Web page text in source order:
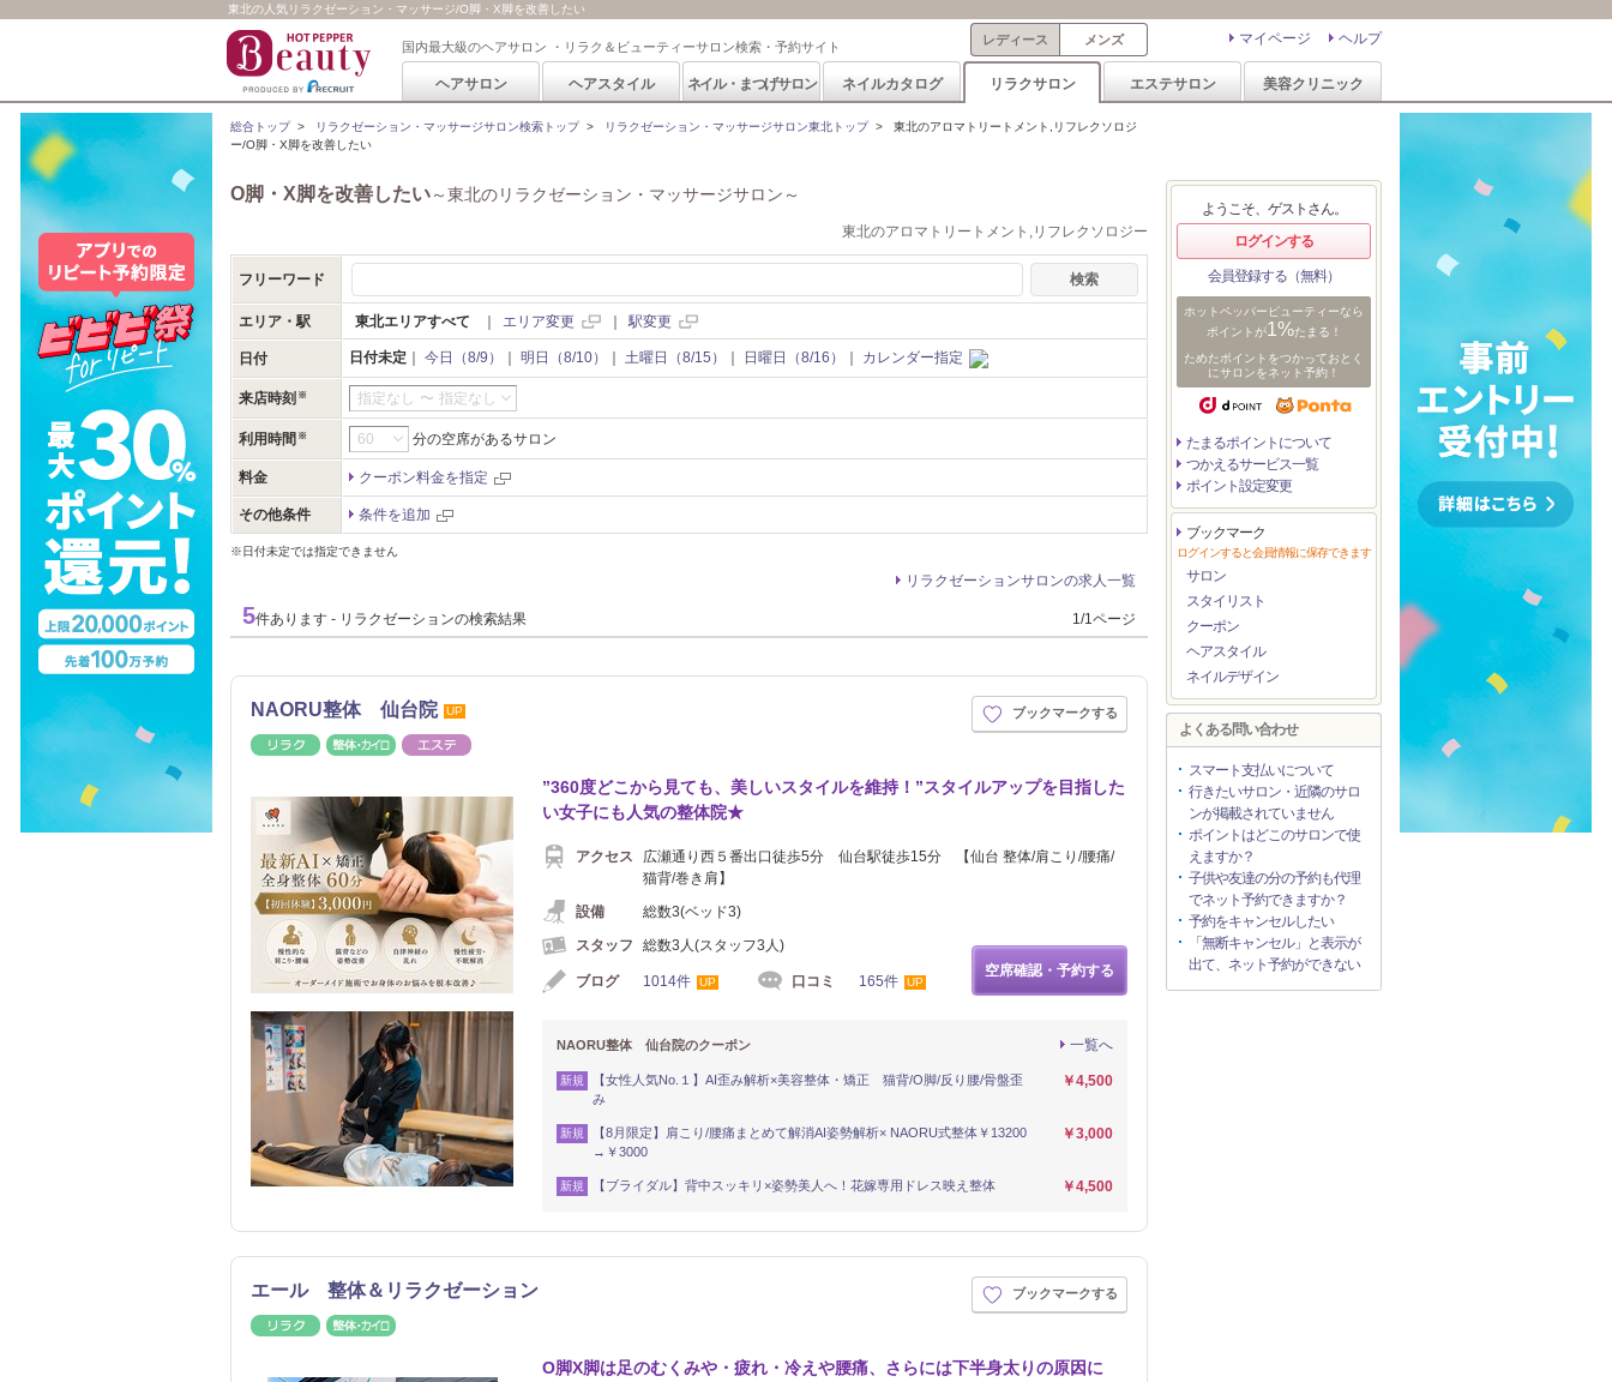
東北の人気リラクゼーション・マッサージ/O脚・X脚を改善したい
国内最大級のヘアサロン ・リラク＆ビューティーサロン検索・予約サイト ヘルプ
マイページ
レディース メンズ
ヘアサロン ヘアスタイル ネイル・まつげサロン ネイルカタログ リラクサロン エステサロン 美容クリニック
総合トップ> リラクゼーション・マッサージサロン検索トップ> リラクゼーション・マッサージサロン東北トップ> 東北のアロマトリートメント,リフレクソロジ
ー/O脚・X脚を改善したい
O脚・X脚を改善したい～東北のリラクゼーション・マッサージサロン～
東北のアロマトリートメント,リフレクソロジー
フリーワード
エリア・駅 東北エリアすべて エリア変更 駅変更
日付 日付未定 今日（8/9） 明日（8/10） 土曜日（8/15） 日曜日（8/16） カレンダー指定
来店時刻 指定なし 〜 指定なし
利用時間 分の空席があるサロン
料金 クーポン料金を指定
その他条件 条件を追加
※日付未定では指定できません
リラクゼーションサロンの求人一覧
5件あります - リラクゼーションの検索結果 1/1ページ
NAORU整体 仙台院 UP
リラク 整体・カイロ
ブックマークする
”360度どこから見ても、美しいスタイルを維持！”スタイルアップを目指した
い女子にも人気の整体院★
アクセス
広瀬通り西５番出口徒歩5分 仙台駅徒歩15分 【仙台 整体/肩こり/腰痛/
猫背/巻き肩】
設備
総数3(ベッド3)
スタッフ
総数3人(スタッフ3人)
ブログ 1014件 UP 口コミ 165件 UP
空席確認・予約する
一覧へ
NAORU整体 仙台院のクーポン
新規
【女性人気No.１】AI歪み解析×美容整体・矯正 猫背/O脚/反り腰/骨盤歪
み
￥4,500
新規
【8月限定】肩こり/腰痛まとめて解消AI姿勢解析× NAORU式整体￥13200
→￥3000
￥3,000
新規 【ブライダル】背中スッキリ×姿勢美人へ！花嫁専用ドレス映え整体 ￥4,500
エール 整体＆リラクゼーション
リラク
ブックマークする
O脚X脚は足のむくみや・疲れ・冷えや腰痛、さらには下半身太りの原因に
ようこそ、ゲストさん。
ログインする
会員登録する（無料）
ホットペッパービューティーなら
ポイントが1%たまる！
ためたポイントをつかっておとく
にサロンをネット予約！
たまるポイントについて
つかえるサービス一覧
ポイント設定変更
ブックマーク
ログインすると会員情報に保存できます
サロン
スタイリスト
クーポン
ヘアスタイル
ネイルデザイン
よくある問い合わせ
スマート支払いについて
行きたいサロン・近隣のサロ
ンが掲載されていません
ポイントはどこのサロンで使
えますか？
子供や友達の分の予約も代理
でネット予約できますか？
予約をキャンセルしたい
「無断キャンセル」と表示が
出て、ネット予約ができない